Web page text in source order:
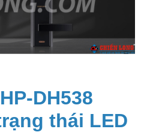
DH538
thái LED